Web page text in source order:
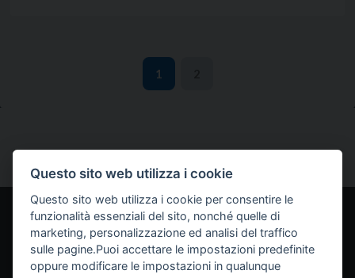
1
Home Servizi Chi siamo
Come funziona
Approfondimenti
Contatti Lavora con noi
Questo sito web utilizza i cookie
Questo sito web utilizza i cookie per consentire le
funzionalità essenziali del sito, nonché quelle di
marketing, personalizzazione ed analisi del traffico
sulle pagine.Puoi accettare le impostazioni predefinite
oppure modificare le impostazioni in qualunque